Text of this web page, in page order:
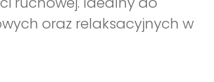
oraz relaksacyjnych w